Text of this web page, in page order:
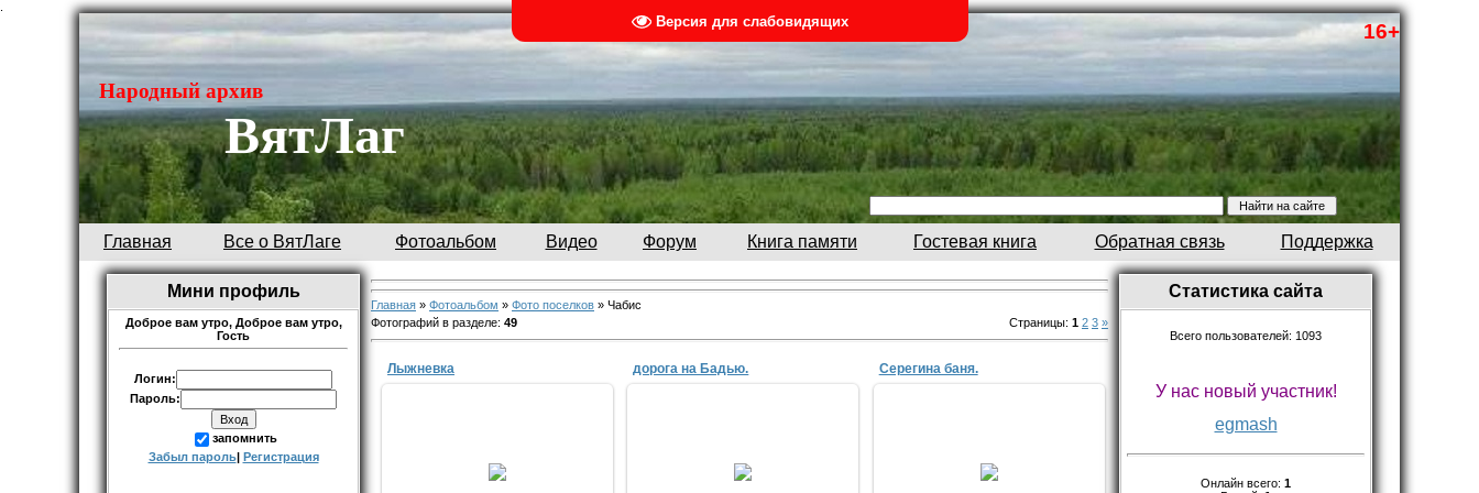
Версия для слабовидящих 16+
Народный архив
ВятЛаг
Главная Все о ВятЛаге Фотоальбом Видео Форум Книга памяти Гостевая книга Обратная связь Поддержка
Мини профиль
Доброе вам утро, Доброе вам утро,
Гость
Логин:
Пароль:
запомнить
Забыл пароль| Регистрация
Главная » Фотоальбом » Фото поселков » Чабис
Фотографий в разделе: 49 Страницы: 1 2 3 »
Лыжневка
Лыжневка
Автор Николай Пупышев
дорога на Бадью. Серегина баня.
еще можно жить,внутри 3
спальных места,даже с одеялами.
Статистика сайта
Всего пользователей: 1093
У нас новый участник!
egmash
Онлайн всего: 1